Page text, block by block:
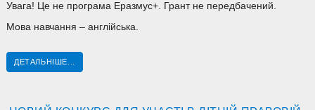
Увага! Це не програма Еразмус+. Грант не передбачений.
Мова навчання – англійська.
ДЕТАЛЬНІШЕ...